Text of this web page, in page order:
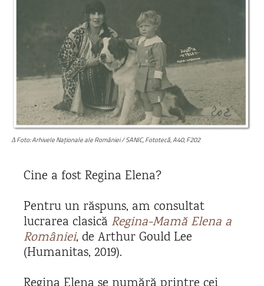
Δ Foto: Arhivele Naționale ale României / SANIC, Fototecă, A40, F202
Cine a fost Regina Elena?
Pentru un răspuns, am consultat
lucrarea clasică Regina-Mamă Elena a
României, de Arthur Gould Lee
(Humanitas, 2019).